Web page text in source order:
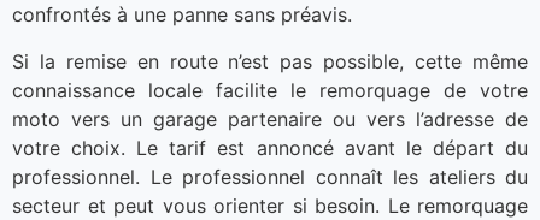
confrontés à une panne sans préavis.
Si la remise en route n’est pas possible, cette même
connaissance locale facilite le remorquage de votre
moto vers un garage partenaire ou vers l’adresse de
votre choix. Le tarif est annoncé avant le départ du
professionnel. Le professionnel connaît les ateliers du
secteur et peut vous orienter si besoin. Le remorquage